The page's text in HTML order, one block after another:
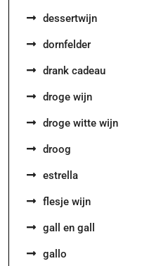
dessertwijn
dornfelder
drank cadeau
droge wijn
droge witte wijn
droog
estrella
flesje wijn
gall en gall
gallo